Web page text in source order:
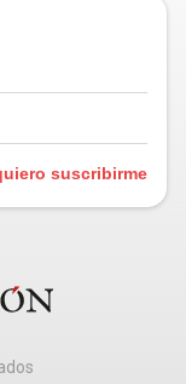
suscribirme